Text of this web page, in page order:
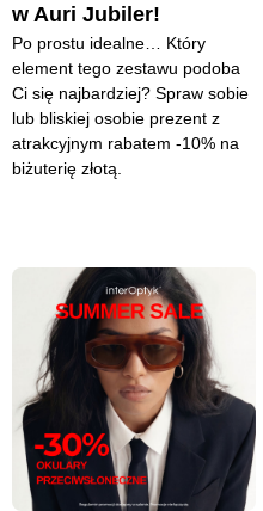
w Auri Jubiler!
Po prostu idealne… Który
element tego zestawu podoba
Ci się najbardziej? Spraw sobie
lub bliskiej osobie prezent z
atrakcyjnym rabatem -10% na
biżuterię złotą.